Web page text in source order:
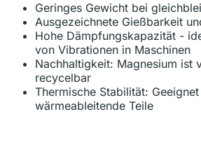
Geringes Gewicht bei
Ausgezeichnete Gießbarkeit
Hohe Dämpfungskapazität -
von Vibrationen in Maschinen
Nachhaltigkeit: Magnesium ist
recycelbar
Thermische Stabilität:
wärmeableitende Teile